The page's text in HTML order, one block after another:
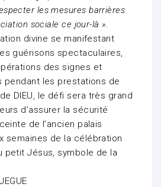
les mesures barrières
sociale ce jour-là ».
divine se manifestant
guérisons spectaculaires,
des signes et
pendant les prestations de
DIEU, le défi sera très grand
d’assurer la sécurité
de l’ancien palais
semaines de la célébration
petit Jésus, symbole de la